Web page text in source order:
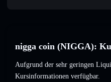
nigga coin (NIGGA):
Aufgrund der sehr geringen
Kursinformationen verfügbar.